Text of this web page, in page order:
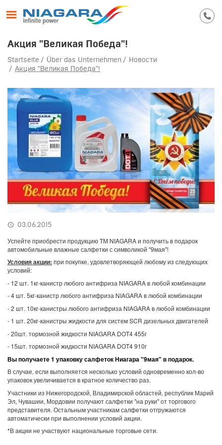
Акция "Великая Победа"!
Startseite Über das Unternehmen
Новости
Акция "Великая Победа"!
03.06.2015
Успейте приобрести продукцию ТМ NIAGARA и получить в подарок
автомобильные влажные салфетки с символикой "9мая"!
Условия акции: при покупке, удовлетворяющей любому из следующих
условий:
- 12 шт. 1кг-канистр любого антифриза NIAGARA в любой комбинации
- 4 шт. 5кг-канистр любого антифриза NIAGARA в любой комбинации
- 2 шт. 10кг-канистры любого антифриза NIAGARA в любой комбинации
- 1 шт. 20кг-канистры жидкости для систем SCR дизельных двигателей
- 20шт. тормозной жидкости NIAGARA DOT4 455г
- 15шт. тормозной жидкости NIAGARA DOT4 910г
Вы получаете 1 упаковку салфеток Ниагара "9мая" в подарок.
В случае, если выполняется несколько условий одновременно кол-во
упаковок увеличивается в кратное количество раз.
Участники из Нижегородской, Владимирской областей, республик Марий
Эл, Чувашии, Мордовии получают салфетки "на руки" от торгового
представителя. Остальным участникам салфетки отгружаются
автоматически при выполнении условий акции.
*В акции не участвуют национальные торговые сети.